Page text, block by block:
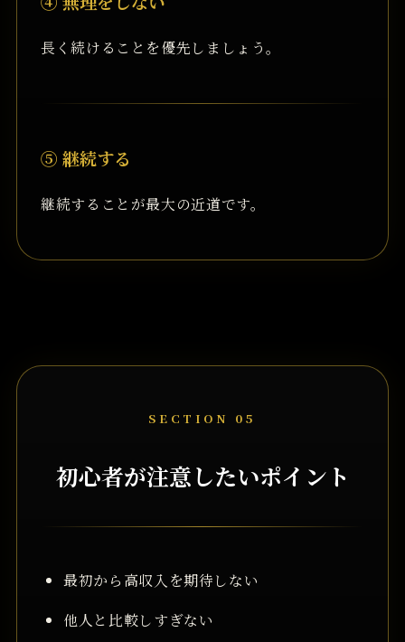
長く続けることを優先しましょう。
⑤ 継続する
継続することが最大の近道です。
SECTION 05
初心者が注意したいポイント
最初から高収入を期待しない
他人と比較しすぎない